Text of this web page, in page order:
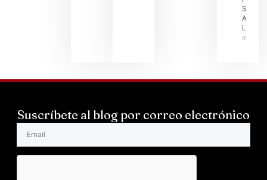
mayo
Suscríbete al blog por correo electrónico